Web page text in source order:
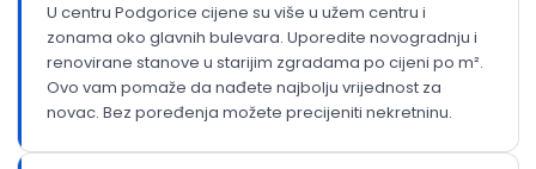
U centru Podgorice cijene su više u užem centru i
zonama oko glavnih bulevara. Uporedite novogradnju i
renovirane stanove u starijim zgradama po cijeni po m².
Ovo vam pomaže da nađete najbolju vrijednost za
novac. Bez poređenja možete precijeniti nekretninu.